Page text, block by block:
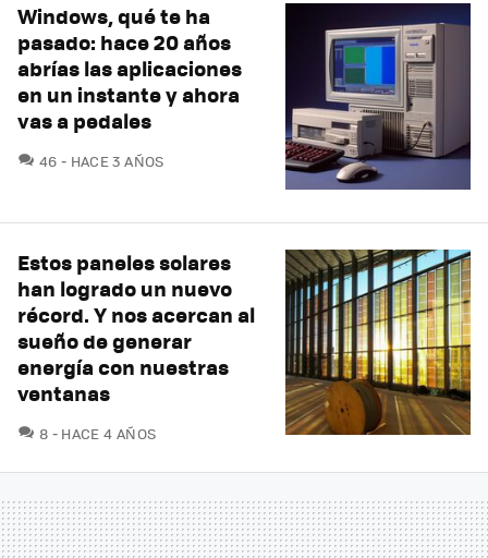
Windows, qué te ha
pasado: hace 20 años
abrías las aplicaciones
en un instante y ahora
vas a pedales
46 COMENTARIOS
HACE 3 AÑOS
Estos paneles solares
han logrado un nuevo
récord. Y nos acercan al
sueño de generar
energía con nuestras
ventanas
8 COMENTARIOS
HACE 4 AÑOS